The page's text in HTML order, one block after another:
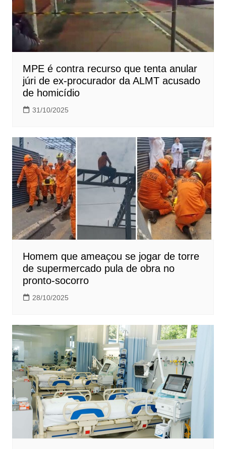
MPE é contra recurso que tenta anular
júri de ex-procurador da ALMT acusado
de homicídio
31/10/2025
Homem que ameaçou se jogar de torre
de supermercado pula de obra no
pronto-socorro
28/10/2025